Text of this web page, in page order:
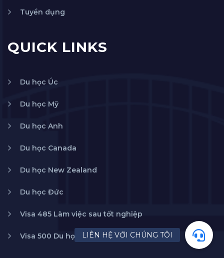
Tuyển dụng
QUICK LINKS
Du học Úc
Du học Mỹ
Du học Anh
Du học Canada
Du học New Zealand
Du học Đức
Visa 485 Làm việc sau tốt nghiệp
Visa 500 Du học Úc